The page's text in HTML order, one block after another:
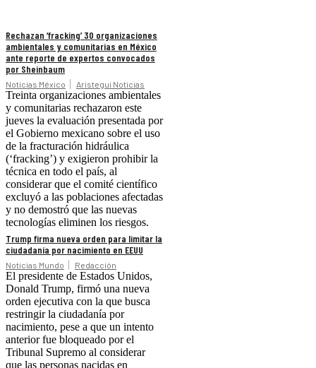
Rechazan ‘fracking’ 30 organizaciones
ambientales y comunitarias en México
ante reporte de expertos convocados
por Sheinbaum
Noticias México Aristegui Noticias
Treinta organizaciones ambientales
y comunitarias rechazaron este
jueves la evaluación presentada por
el Gobierno mexicano sobre el uso
de la fracturación hidráulica
(‘fracking’) y exigieron prohibir la
técnica en todo el país, al
considerar que el comité científico
excluyó a las poblaciones afectadas
y no demostró que las nuevas
tecnologías eliminen los riesgos.
Trump firma nueva orden para limitar la
ciudadanía por nacimiento en EEUU
Noticias Mundo Redacción
El presidente de Estados Unidos,
Donald Trump, firmó una nueva
orden ejecutiva con la que busca
restringir la ciudadanía por
nacimiento, pese a que un intento
anterior fue bloqueado por el
Tribunal Supremo al considerar
que las personas nacidas en